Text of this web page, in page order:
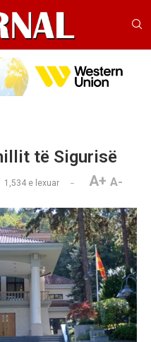
të Sigurisë
1,534 e lexuar A+ A-